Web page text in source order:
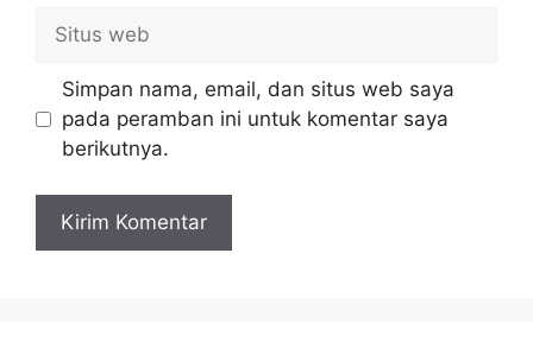
Situs
web
Simpan nama, email, dan situs web saya
pada peramban ini untuk komentar saya
berikutnya.